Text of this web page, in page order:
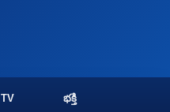
TV భక్తి